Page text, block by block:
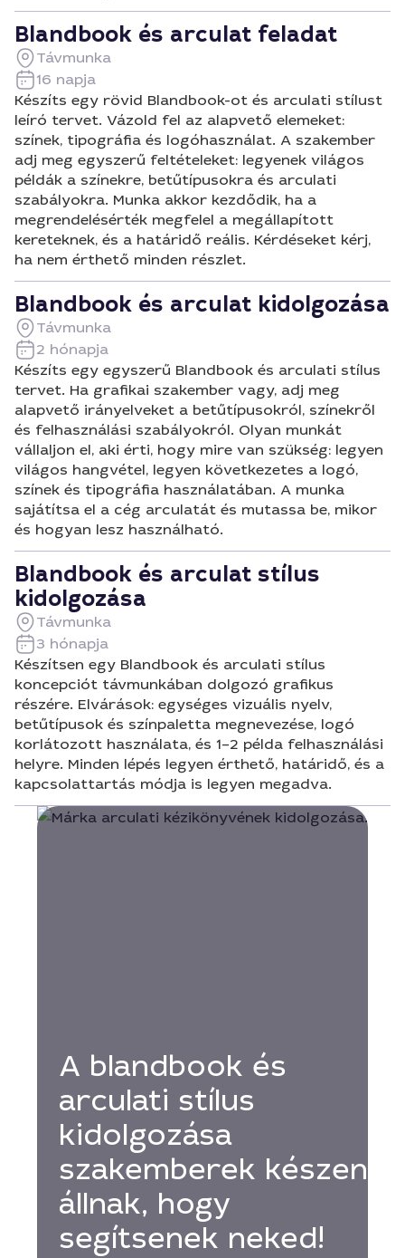
Blandbook és arculat feladat
Távmunka
16 napja
Készíts egy rövid Blandbook-ot és arculati stílust
leíró tervet. Vázold fel az alapvető elemeket:
színek, tipográfia és logóhasználat. A szakember
adj meg egyszerű feltételeket: legyenek világos
példák a színekre, betűtípusokra és arculati
szabályokra. Munka akkor kezdődik, ha a
megrendelésérték megfelel a megállapított
kereteknek, és a határidő reális. Kérdéseket kérj,
ha nem érthető minden részlet.
Blandbook és arculat kidolgozása
Távmunka
2 hónapja
Készíts egy egyszerű Blandbook és arculati stílus
tervet. Ha grafikai szakember vagy, adj meg
alapvető irányelveket a betűtípusokról, színekről
és felhasználási szabályokról. Olyan munkát
vállaljon el, aki érti, hogy mire van szükség: legyen
világos hangvétel, legyen következetes a logó,
színek és tipográfia használatában. A munka
sajátítsa el a cég arculatát és mutassa be, mikor
és hogyan lesz használható.
Blandbook és arculat stílus
kidolgozása
Távmunka
3 hónapja
Készítsen egy Blandbook és arculati stílus
koncepciót távmunkában dolgozó grafikus
részére. Elvárások: egységes vizuális nyelv,
betűtípusok és színpaletta megnevezése, logó
korlátozott használata, és 1–2 példa felhasználási
helyre. Minden lépés legyen érthető, határidő, és a
kapcsolattartás módja is legyen megadva.
A blandbook és
arculati stílus
kidolgozása
szakemberek készen
állnak, hogy
segítsenek neked!